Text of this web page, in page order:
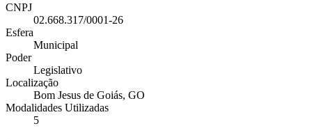
CNPJ
02.668.317/0001-26
Esfera
Municipal
Poder
Legislativo
Localização
Bom Jesus de Goiás, GO
Modalidades Utilizadas
5